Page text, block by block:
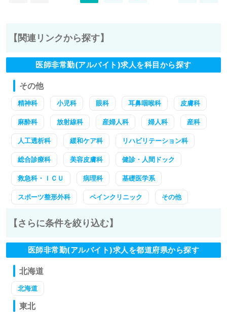
【関連リンクから探す】
医師非常勤(アルバイト)求人を科目から探す
その他
精神科 小児科 眼科 耳鼻咽喉科 皮膚科
麻酔科 放射線科 産婦人科 婦人科 産科
人工透析科 緩和ケア科 リハビリテーション科
総合診療科 美容皮膚科 健診・人間ドック
救急科・ＩＣＵ 病理科 基礎医学系
スポーツ整形外科 ペインクリニック その他
【さらに条件を絞り込む】
医師非常勤(アルバイト)求人を都道府県から探す
北海道
北海道
東北